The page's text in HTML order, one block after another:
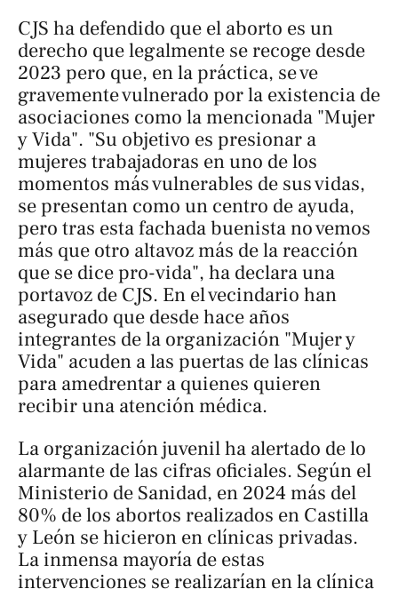
CJS ha defendido que el aborto es un
derecho que legalmente se recoge desde
2023 pero que, en la práctica, se ve
gravemente vulnerado por la existencia de
asociaciones como la mencionada "Mujer
y Vida". "Su objetivo es presionar a
mujeres trabajadoras en uno de los
momentos más vulnerables de sus vidas,
se presentan como un centro de ayuda,
pero tras esta fachada buenista no vemos
más que otro altavoz más de la reacción
que se dice pro-vida", ha declara una
portavoz de CJS. En el vecindario han
asegurado que desde hace años
integrantes de la organización "Mujer y
Vida" acuden a las puertas de las clínicas
para amedrentar a quienes quieren
recibir una atención médica.
La organización juvenil ha alertado de lo
alarmante de las cifras oficiales. Según el
Ministerio de Sanidad, en 2024 más del
80% de los abortos realizados en Castilla
y León se hicieron en clínicas privadas.
La inmensa mayoría de estas
intervenciones se realizarían en la clínica